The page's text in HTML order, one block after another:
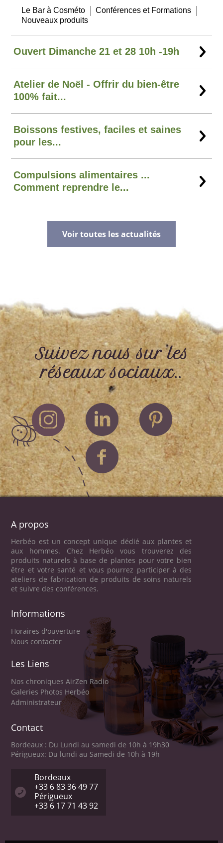
Le Bar à Cosméto
Conférences et Formations
Nouveaux produits
Ouvert Dimanche 21 et 28 10h -19h
Atelier de Noël - Offrir du bien-être
100% fait...
Boissons festives, faciles et saines
pour les...
Compulsions alimentaires ...
Comment reprendre le...
Voir toutes les actualités
Suivez nous sur les
réseaux sociaux..
A propos
Herbéo est un concept unique dédié aux plantes et
aux hommes. Chez Herbéo vous trouverez des
produits naturels à base de plantes pour votre bien
être et votre santé et vous pourrez participer à des
ateliers de fabrication de produits de soins naturels
et suivre des conférences.
Informations
Horaires d'ouverture
Nous contacter
Les Liens
Nos chroniques AirZen Radio
Galeries Photos Herbéo
Administrateur
Contact
Bordeaux : Du Lundi au samedi de 10h à 19h30
Périgueux: Du lundi au Samedi de 10h à 19h
Bordeaux
+33 6 83 36 49 77
Périgueux
+33 6 17 71 43 92